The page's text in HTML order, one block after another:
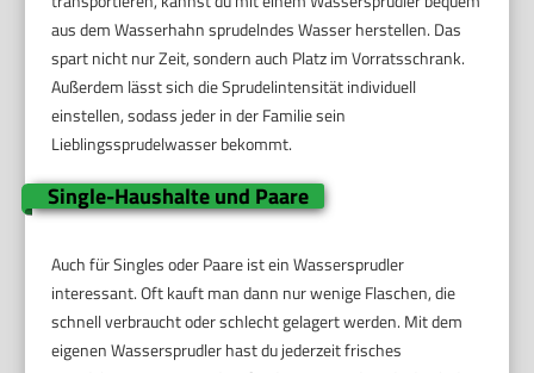
aus dem Wasserhahn sprudelndes Wasser herstellen. Das
spart nicht nur Zeit, sondern auch Platz im Vorratsschrank.
Außerdem lässt sich die Sprudelintensität individuell
einstellen, sodass jeder in der Familie sein
Lieblingssprudelwasser bekommt.
Single-Haushalte und Paare
Auch für Singles oder Paare ist ein Wassersprudler
interessant. Oft kauft man dann nur wenige Flaschen, die
schnell verbraucht oder schlecht gelagert werden. Mit dem
eigenen Wassersprudler hast du jederzeit frisches